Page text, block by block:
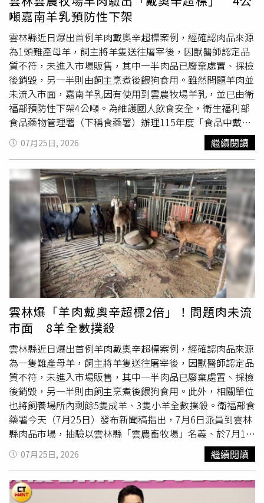
安心選購經合法生產及檢驗合格
的國產羊乳及羊乳製品。縣
府未來將持續強化畜牧場源頭管理、環境監測及食品安全查
核，落實風險管理與溯源制度，攜手中央共同維護消費者健
康，並保障雲林優質畜牧產業永續發展。嘉南羊乳運銷合作
社廠長兼經理陳國華及監事蘇明志，今日上午特地前往雲林
農業處致謝，並向媒體說明事件始末。陳國華表示，此案完
全是烏龍，起因是有人冒用合作社社員牧場的健康證明，嘉
南羊乳並未涉及違規行為，然而中央政府在未釐清案情前即
點名「嘉南羊乳」，引發消費者誤解與恐慌，退訂率超過一
成，約1萬5000瓶，營業額損失也逾10％。他指出，事件發
生後，會員牧場承受極大壓力，自己更因此多日難以成眠，
公司及經銷商商譽也受到嚴重衝擊。陳國華強調，政府發布
訊息前應確認事實，以免重創農民團體生計。他也感謝雲林
縣政府第一時間完成抽驗與管制，檢驗結果證實羊乳品質及
羊隻健康均符合標準、產品安全無虞，後續也將對涉案李姓
牧主等人採取法律行動，依法求償，以維護合作社及酪農權
益。
噸嘉南羊乳預防性下架
雲林縣近日爆出首例羊肉戴奧辛超標案例，經確認肉品來源
為1頭難產母羊，飼主將羊隻送往屠宰後，因獸醫師認定品
質不符，未進入市場販售，其中一半肉品已廢棄處置、採檢
後銷毀，另一半則由飼主烹煮後餵狗食用。雖然問題羊肉並
未流入市面，嘉南羊乳因有使用到雲農牧場羊乳，並已由衛
福部預防性下架4公噸。為維護國人飲食安全，衛生福利部
食品藥物管理署（下稱食藥署）辦理115年度「食品中戴奧
辛抽驗專案」，並聯合環境部、農業部及地方政府，針對肉
品、蛋品及乳品中的戴奧辛及多氯聯苯含量進行監測，透過
跨部會分工合作，共同把關食品安全。食藥署於115年7月6
日赴雲林縣肉品市場，抽驗以雲林縣「雲農畜牧場」名義、
於7月1日屠宰的羊肉，由雲林縣農政單位協助取得之保留樣
本。食藥署於7月22日因初驗結果顯示不合格，為即時防範
風險，隨即於7月23日啟動跨部會聯繫，聯合農業部、環境
部及地方政府展開調查。食藥署於7月24日確認檢驗結果，
戴奧辛含量檢出值為4.6 pg／g fat（羊肉限值為2.5 pg／g
fat）；戴奧辛與戴奧辛類多氯聯苯含量總和檢出值為6.1 pg
／g fat（羊肉限值為4.0 pg／g fat），顯示戴奧辛與戴奧辛
類多氯聯苯含量超出「食品含戴奧辛及多氯聯苯處理規範」
所定限值。食藥署於7月23日通知前揭檢體初驗結果檢出戴
奧辛超標後，農業部立即於當日通知雲林縣政府進行移動管
制，並會同食藥署、雲林縣政府及畜產試驗所、農業藥物試
驗所前往雲農畜牧場進行訪談及相關採樣。計採檢雲農畜牧
場飼料樣品11件、草料3件及生羊乳1件。農業部現場查核
過程發現，該超標屠體雖以「雲農畜牧場」名義屠宰，實際
飼養者為李姓民眾（下稱李君）。因此，另亦至李君住處採
檢飼料樣品1件、草料樣品1件。經初步訪查，李君飼養羊隻
約8隻，飼養之羊隻雖未達應辦理畜牧場登記的規模，但所
開立的健康聲明書有疑似冒用其他畜牧場之嫌，另據行為人
自述，該檢驗超標屠體並未販售，然而為求慎重，全案已協
請雲林縣動植物防治所於7月24日晚間移請檢調偵辦。環境
部並於7月24日會同雲林縣政府及相關單位進行現場勘查。
經查，羊隻飼養區域為水泥鋪面，未直接接觸土壤，畜牧用
07月25日, 2026 繼續閱讀
雲林爆「羊肉戴奧辛超標2倍」！問題肉未流
市面 8羊全數撲殺
雲林縣近日爆出首例羊肉戴奧辛超標案例，經確認肉品來源
為一隻難產母羊，飼主將羊隻送往屠宰後，因獸醫師認定品
質不符，未進入市場販售，其中一半肉品已廢棄處置、採檢
後銷毀，另一半則由飼主烹煮後餵狗食用。此外，相關單位
也將飼養場所內剩餘5隻成羊、3隻小羊全數撲殺。衛福部食
藥署今天（7月25日）發布新聞稿指出，7月6日派員到雲林
縣肉品市場，抽驗以雲林縣「雲農畜牧場」名義、於7月1日
屠宰的羊肉，由雲林縣農政單位協助取得保留樣本。食藥署
於7月22日因初驗結果顯示不
，為即時防範風險，在7
月23日啟動跨部會聯繫，聯合農業部、環境部及地方政府展
開調查。食藥署說，7月24日確認檢驗結果，戴奧辛含量檢
07月25日, 2026 繼續閱讀